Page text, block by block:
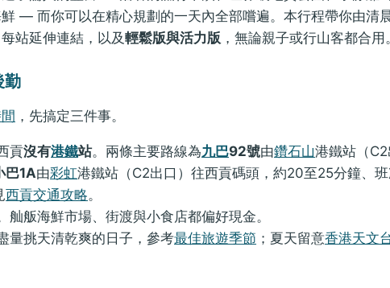
— 而你可以在精心規劃的一天內全部嚐遍。本行程帶你由清
站延伸連結，以及輕鬆版與活力版 ，無論親子或行山客都合用。
勤
，先搞定三件事。
貢沒有港鐵站。兩條主要路線為九巴92號由鑽石山港鐵站（
巴1A由彩虹港鐵站（C2出口）往西貢碼頭，約20至25分鐘、
西貢交通攻略。
舢舨海鮮市場、街渡與小食店都偏好現金。
量挑天清乾爽的日子，參考最佳旅遊季節 ；夏天留意香港天文